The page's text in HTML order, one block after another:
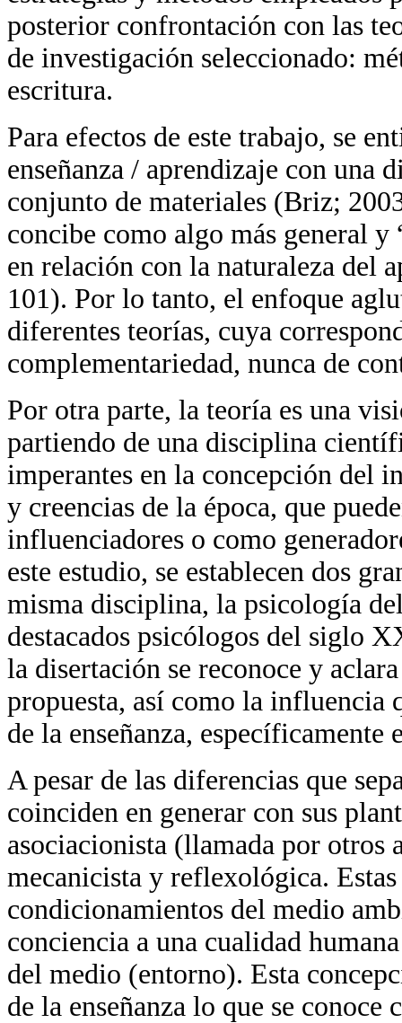
posterior confrontación con las
de investigación seleccionado:
escritura.
Para efectos de este trabajo, se
enseñanza / aprendizaje con una
conjunto de materiales (Briz;
concibe como algo más general
en relación con la naturaleza del
101). Por lo tanto, el enfoque
diferentes teorías, cuya
complementariedad, nunca de
Por otra parte, la teoría es una
partiendo de una disciplina
imperantes en la concepción del
y creencias de la época, que
influenciadores o como
este estudio, se establecen dos
misma disciplina, la psicología
destacados psicólogos del siglo
la disertación se reconoce y
propuesta, así como la influencia
de la enseñanza,
A pesar de las diferencias que
coinciden en generar con sus
asociacionista (llamada por otros
mecanicista y reflexológica.
condicionamientos del medio
conciencia a una cualidad
del medio (entorno). Esta
de la enseñanza lo que se